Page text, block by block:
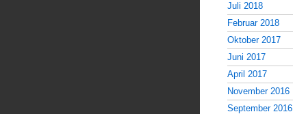
Juli 2018
Februar 2018
Oktober 2017
Juni 2017
April 2017
November 2016
September 2016